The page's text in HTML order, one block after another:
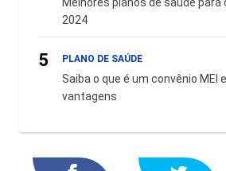
2024
5 PLANO DE SAÚDE
Saiba o que é um convênio MEI
vantagens